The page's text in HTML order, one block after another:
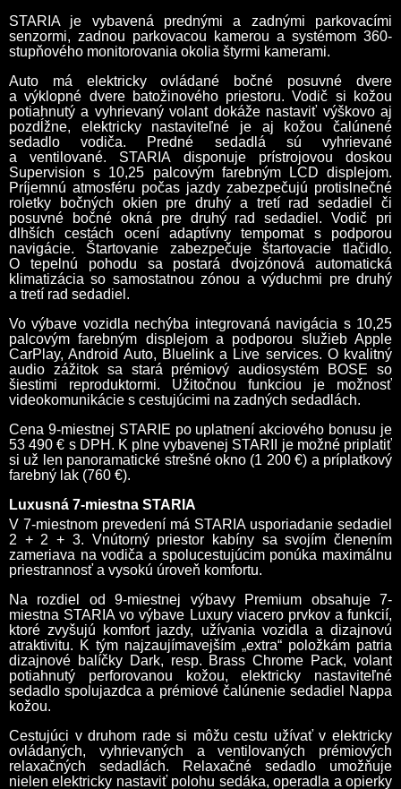
STARIA je vybavená prednými a zadnými parkovacími
senzormi, zadnou parkovacou kamerou a systémom 360-
stupňového monitorovania okolia štyrmi kamerami.
Auto má elektricky ovládané bočné posuvné dvere
a výklopné dvere batožinového priestoru. Vodič si kožou
potiahnutý a vyhrievaný volant dokáže nastaviť výškovo aj
pozdĺžne, elektricky nastaviteľné je aj kožou čalúnené
sedadlo vodiča. Predné sedadlá sú vyhrievané
a ventilované. STARIA disponuje prístrojovou doskou
Supervision s 10,25 palcovým farebným LCD displejom.
Príjemnú atmosféru počas jazdy zabezpečujú protislnečné
roletky bočných okien pre druhý a tretí rad sedadiel či
posuvné bočné okná pre druhý rad sedadiel. Vodič pri
dlhších cestách ocení adaptívny tempomat s podporou
navigácie. Štartovanie zabezpečuje štartovacie tlačidlo.
O tepelnú pohodu sa postará dvojzónová automatická
klimatizácia so samostatnou zónou a výduchmi pre druhý
a tretí rad sedadiel.
Vo výbave vozidla nechýba integrovaná navigácia s 10,25
palcovým farebným displejom a podporou služieb Apple
CarPlay, Android Auto, Bluelink a Live services. O kvalitný
audio zážitok sa stará prémiový audiosystém BOSE so
šiestimi reproduktormi. Užitočnou funkciou je možnosť
videokomunikácie s cestujúcimi na zadných sedadlách.
Cena 9-miestnej STARIE po uplatnení akciového bonusu je
53 490 € s DPH. K plne vybavenej STARII je možné priplatiť
si už len panoramatické strešné okno (1 200 €) a príplatkový
farebný lak (760 €).
Luxusná 7-miestna STARIA
V 7-miestnom prevedení má STARIA usporiadanie sedadiel
2 + 2 + 3. Vnútorný priestor kabíny sa svojím členením
zameriava na vodiča a spolucestujúcim ponúka maximálnu
priestrannosť a vysokú úroveň komfortu.
Na rozdiel od 9-miestnej výbavy Premium obsahuje 7-
miestna STARIA vo výbave Luxury viacero prvkov a funkcií,
ktoré zvyšujú komfort jazdy, užívania vozidla a dizajnovú
atraktivitu. K tým najzaujímavejším „extra“ položkám patria
dizajnové balíčky Dark, resp. Brass Chrome Pack, volant
potiahnutý perforovanou kožou, elektricky nastaviteľné
sedadlo spolujazdca a prémiové čalúnenie sedadiel Nappa
kožou.
Cestujúci v druhom rade si môžu cestu užívať v elektricky
ovládaných, vyhrievaných a ventilovaných prémiových
relaxačných sedadlách.
Relaxačné sedadlo umožňuje
nielen elektricky nastaviť polohu sedáka, operadla a opierky